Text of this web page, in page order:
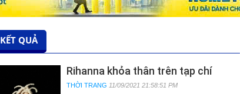
KẾT QUẢ
Rihanna khỏa thân trên tạp chí
THỜI TRANG 11/09/2021 21:58:51 PM